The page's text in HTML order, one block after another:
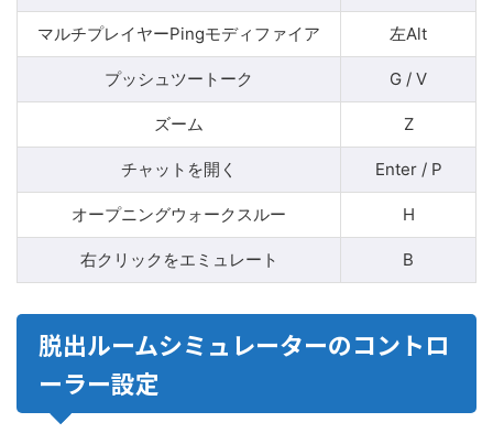
マルチプレイヤーPingモディファイア 左Alt
プッシュツートーク G / V
ズーム Z
チャットを開く Enter / P
オープニングウォークスルー H
右クリックをエミュレート B
脱出ルームシミュレーターのコントロ
ーラー設定